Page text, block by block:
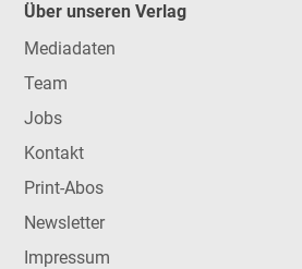
Über unseren Verlag
Mediadaten
Team
Jobs
Kontakt
Print-Abos
Newsletter
Impressum